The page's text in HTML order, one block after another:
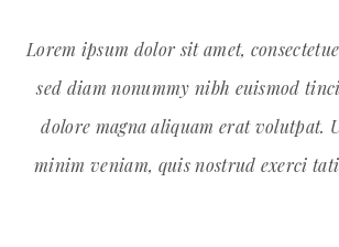
Lorem ipsum dolor sit amet,
sed diam nonummy nibh euismod
dolore magna aliquam erat volutpat.
minim veniam, quis nostrud exerci